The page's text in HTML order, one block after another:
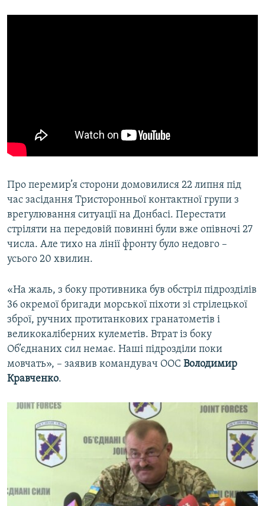
Про перемир’я сторони домовилися 22 липня під
час засідання Тристоронньої контактної групи з
врегулювання ситуації на Донбасі. Перестати
стріляти на передовій повинні були вже опівночі 27
числа. Але тихо на лінії фронту було недовго –
усього 20 хвилин.
«На жаль, з боку противника був обстріл підрозділів
36 окремої бригади морської піхоти зі стрілецької
зброї, ручних протитанкових гранатометів і
великокаліберних кулеметів. Втрат із боку
Об’єднаних сил немає. Наші підрозділи поки
мовчать», – заявив командувач ООС Володимир
Кравченко.